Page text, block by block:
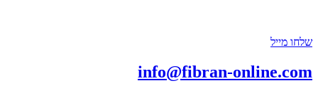
שלחו מייל
info@fibran-online.com